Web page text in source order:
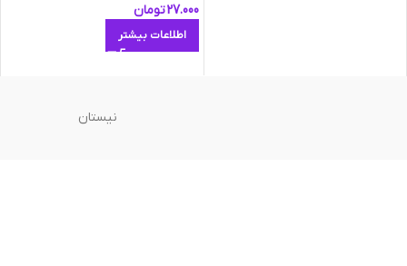
27.000تومان
اطلاعات بیشتر
نیستان